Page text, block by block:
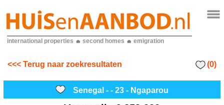
international properties second homes emigration
<<< Terug naar zoekresultaten (0)
Senegal - - 23 - Ngaparou